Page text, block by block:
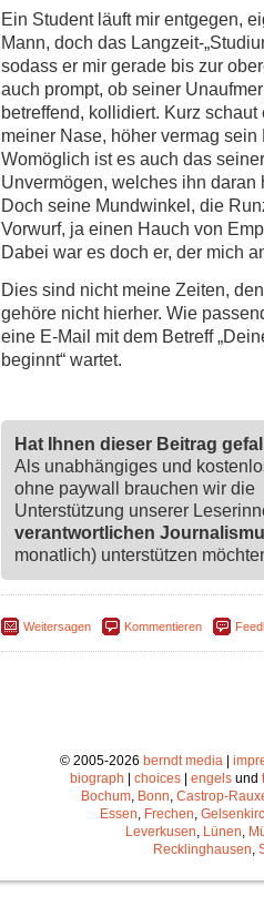
Ein Student läuft mir entgegen,
Mann, doch das Langzeit-
sodass er mir gerade bis zur
auch prompt, ob seiner
betreffend, kollidiert. Kurz
meiner Nase, höher vermag
Womöglich ist es auch das
Unvermögen, welches ihn
Doch seine Mundwinkel, die
Vorwurf, ja einen Hauch von
Dabei war es doch er, der mich
Dies sind nicht meine Zeiten,
gehöre nicht hierher. Wie
eine E-Mail mit dem Betreff
beginnt“ wartet.
Hat Ihnen dieser Beitrag
Als unabhängiges und
ohne paywall brauchen wir die
Unterstützung unserer
verantwortlichen
monatlich) unterstützen
Weitersagen Kommentieren
© 2005-2026 berndt media|
biograph
choices engels und
Bochum, Bonn, Castrop-
Essen, Frechen,
Leverkusen, Lünen,
Recklinghausen,